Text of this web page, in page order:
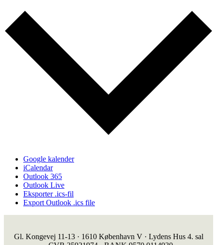
Google kalender
iCalendar
Outlook 365
Outlook Live
Eksporter .ics-fil
Export Outlook .ics file
Gl. Kongevej 11-13 · 1610 København V · Lydens Hus 4. sal